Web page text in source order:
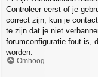
Controleer eerst of je
correct zijn, kun je
te zijn dat je niet
forumconfiguratie fout is,
worden.
Omhoog